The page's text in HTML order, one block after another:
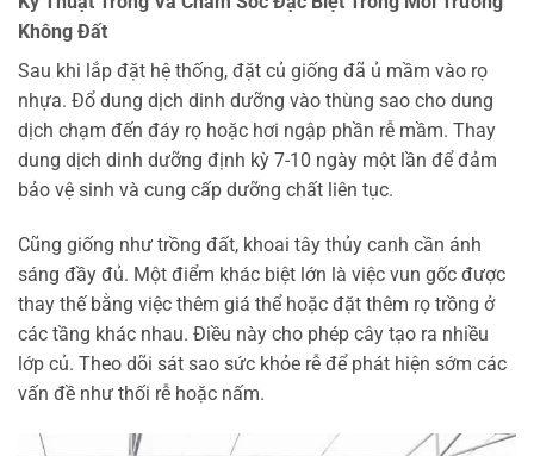
Không Đất
Sau khi lắp đặt hệ thống, đặt củ giống đã ủ mầm vào rọ
nhựa. Đổ dung dịch dinh dưỡng vào thùng sao cho dung
dịch chạm đến đáy rọ hoặc hơi ngập phần rễ mầm. Thay
dung dịch dinh dưỡng định kỳ 7-10 ngày một lần để đảm
bảo vệ sinh và cung cấp dưỡng chất liên tục.
Cũng giống như trồng đất, khoai tây thủy canh cần ánh
sáng đầy đủ. Một điểm khác biệt lớn là việc vun gốc được
thay thế bằng việc thêm giá thể hoặc đặt thêm rọ trồng ở
các tầng khác nhau. Điều này cho phép cây tạo ra nhiều
lớp củ. Theo dõi sát sao sức khỏe rễ để phát hiện sớm các
vấn đề như thối rễ hoặc nấm.